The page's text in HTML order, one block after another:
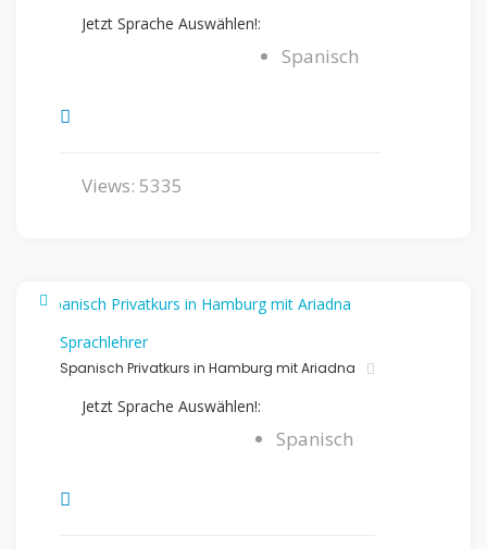
Jetzt Sprache Auswählen!:
Spanisch
Views: 5335
Sprachlehrer
Spanisch Privatkurs in Hamburg mit Ariadna
Jetzt Sprache Auswählen!:
Spanisch